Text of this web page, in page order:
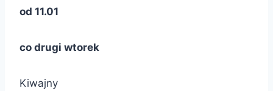
od 11.01
co drugi wtorek
Kiwajny